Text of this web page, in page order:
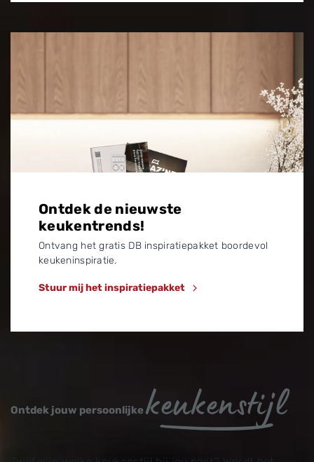
Ontdek de nieuwste
keukentrends!
Ontvang het gratis DB inspiratiepakket boordevol
keukeninspiratie.
Stuur mij het inspiratiepakket
Ontdek jouw persoonlijkekeukenstijl